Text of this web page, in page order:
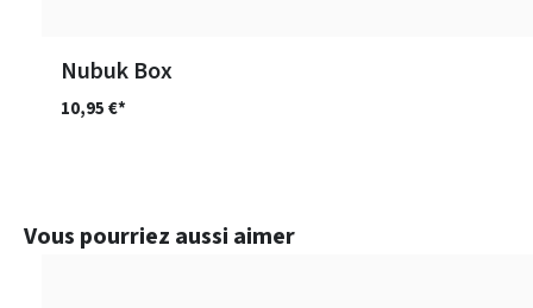
Nubuk Box
10,95 €*
Ignorer la galerie de produits
Vous pourriez aussi aimer